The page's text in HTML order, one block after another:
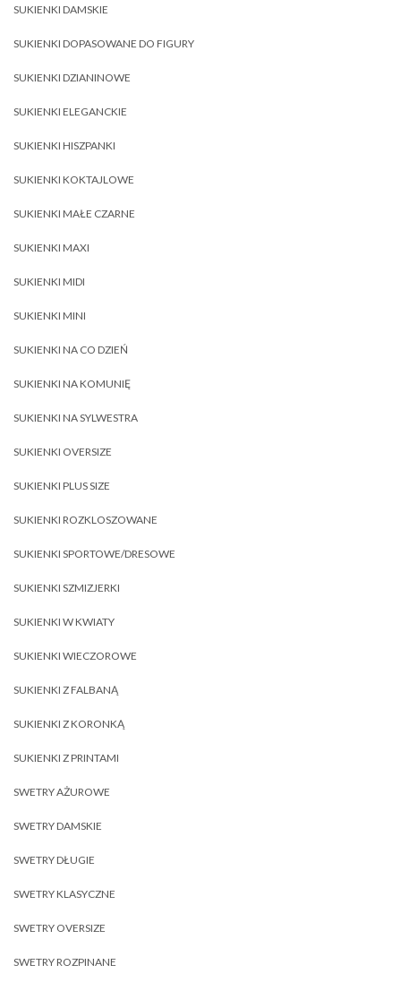
SUKIENKI DAMSKIE
SUKIENKI DOPASOWANE DO FIGURY
SUKIENKI DZIANINOWE
SUKIENKI ELEGANCKIE
SUKIENKI HISZPANKI
SUKIENKI KOKTAJLOWE
SUKIENKI MAŁE CZARNE
SUKIENKI MAXI
SUKIENKI MIDI
SUKIENKI MINI
SUKIENKI NA CO DZIEŃ
SUKIENKI NA KOMUNIĘ
SUKIENKI NA SYLWESTRA
SUKIENKI OVERSIZE
SUKIENKI PLUS SIZE
SUKIENKI ROZKLOSZOWANE
SUKIENKI SPORTOWE/DRESOWE
SUKIENKI SZMIZJERKI
SUKIENKI W KWIATY
SUKIENKI WIECZOROWE
SUKIENKI Z FALBANĄ
SUKIENKI Z KORONKĄ
SUKIENKI Z PRINTAMI
SWETRY AŻUROWE
SWETRY DAMSKIE
SWETRY DŁUGIE
SWETRY KLASYCZNE
SWETRY OVERSIZE
SWETRY ROZPINANE